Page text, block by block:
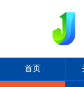
首页